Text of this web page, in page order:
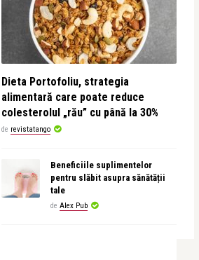
Dieta Portofoliu, strategia
alimentară care poate reduce
colesterolul „rău” cu până la 30%
de revistatango
Beneficiile suplimentelor
pentru slăbit asupra sănătății
tale
de Alex Pub